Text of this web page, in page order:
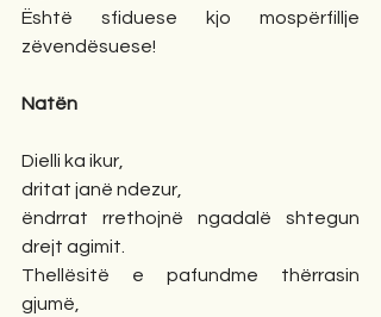
Është sfiduese kjo mospërfillje
zëvendësuese!
Natën
Dielli ka ikur,
dritat janë ndezur,
ëndrrat rrethojnë ngadalë shtegun
drejt agimit.
Thellësitë e pafundme thërrasin
gjumë,